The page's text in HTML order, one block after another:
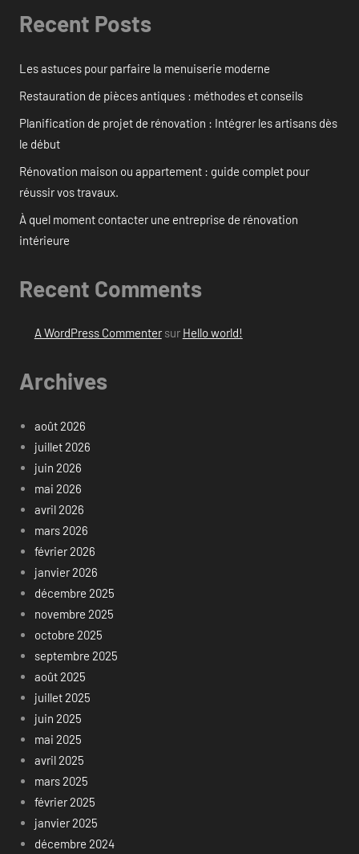
Recent Posts
Les astuces pour parfaire la menuiserie moderne
Restauration de pièces antiques : méthodes et conseils
Planification de projet de rénovation : Intégrer les artisans dès
le début
Rénovation maison ou appartement : guide complet pour
réussir vos travaux.
À quel moment contacter une entreprise de rénovation
intérieure
Recent Comments
A WordPress Commentersur Hello world!
Archives
août 2026
juillet 2026
juin 2026
mai 2026
avril 2026
mars 2026
février 2026
janvier 2026
décembre 2025
novembre 2025
octobre 2025
septembre 2025
août 2025
juillet 2025
juin 2025
mai 2025
avril 2025
mars 2025
février 2025
janvier 2025
décembre 2024